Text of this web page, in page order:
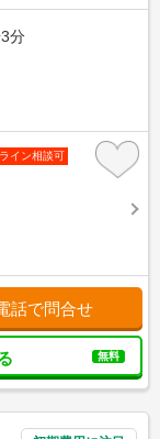
分
イン相談可
話で問合せ
無料